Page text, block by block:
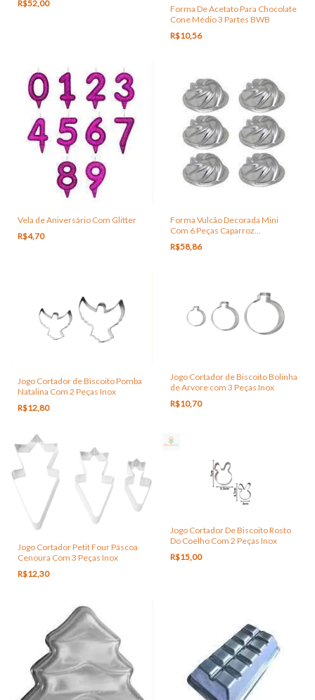
R$52,00
Forma De Acetato Para Chocolate
Cone Médio 3 Partes BWB
R$10,56
Vela de Aniversário Com Glitter
R$4,70
Forma Vulcão Decorada Mini
Com 6 Peças Caparroz
Diâmetro:9,0 X 3,5 CM
R$58,86
Jogo Cortador de Biscoito Pomba
Natalina Com 2 Peças Inox
R$12,80
Jogo Cortador de Biscoito Bolinha
de Arvore com 3 Peças Inox
R$10,70
Jogo Cortador Petit Four Páscoa
Cenoura Com 3 Peças Inox
R$12,30
Jogo Cortador De Biscoito Rosto
Do Coelho Com 2 Peças Inox
R$15,00